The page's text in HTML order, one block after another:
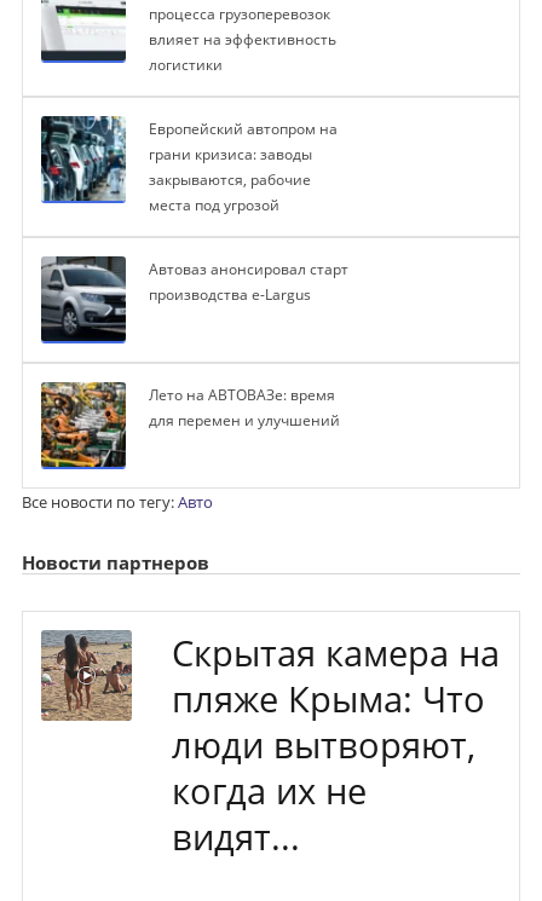
процесса грузоперевозок
влияет на эффективность
логистики
Европейский автопром на
грани кризиса: заводы
закрываются, рабочие
места под угрозой
Автоваз анонсировал старт
производства e-Largus
Лето на АВТОВАЗе: время
для перемен и улучшений
Все новости по тегу:Авто
Новости партнеров
Скрытая камера на
пляже Крыма: Что
люди вытворяют,
когда их не
видят...